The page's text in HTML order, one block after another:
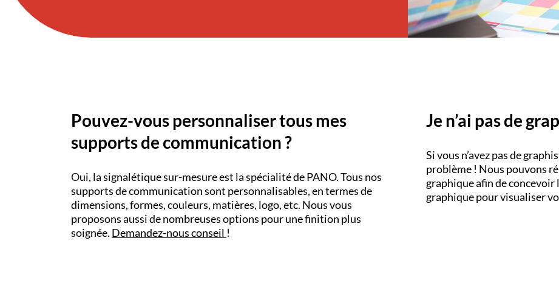
Pouvez-vous personnaliser tous mes
supports de communication ?
Oui, la signalétique sur-mesure est la spécialité de PANO. Tous nos
supports de communication sont personnalisables, en termes de
dimensions, formes, couleurs, matières, logo, etc. Nous vous
proposons aussi de nombreuses options pour une finition plus
soignée. Demandez-nous conseil !
Je n’ai pas de
Si vous n’avez pas de
problème ! Nous pouvons
graphique afin de
graphique pour visualiser